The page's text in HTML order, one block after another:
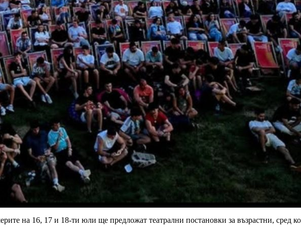
на 16, 17 и 18-ти юли ще предложат театрални постановки за възрастни, сред